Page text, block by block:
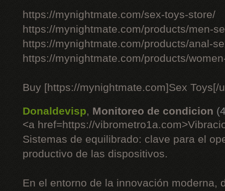
https://mynightmate.com/sex-toys-store/
https://mynightmate.com/products/men-
https://mynightmate.com/products/anal-
https://mynightmate.com/products/
Buy [https://mynightmate.com]Sex Toys[/
Donaldevisp, Monitoreo de condicion
<a href=https://
Sistemas de equilibrado: clave para el
productivo de las dispositivos.
En el entorno de la innovación moderna,